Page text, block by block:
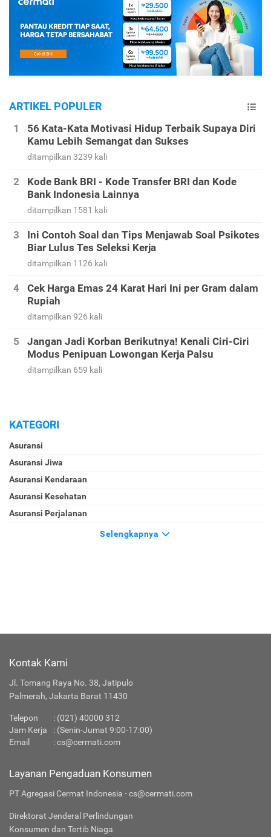
ARTIKEL POPULER
56 Kata-Kata Motivasi Hidup Terbaik Supaya Diri
Kamu Lebih Semangat dan Sukses
ditampilkan 3239 kali
Kode Bank BRI - Kode Transfer BRI dan Kode
Bank Indonesia Lainnya
ditampilkan 1581 kali
Ini Contoh Soal dan Tips Menjawab Soal Psikotes
Biar Lulus Tes Seleksi Kerja
ditampilkan 1126 kali
Cek Harga Emas 24 Karat Hari Ini per Gram dalam
Rupiah
ditampilkan 926 kali
Jangan Jadi Korban Berikutnya! Kenali Ciri-Ciri
Modus Penipuan Lowongan Kerja Palsu
ditampilkan 659 kali
KATEGORI
Asuransi
Asuransi Jiwa
Asuransi Kendaraan
Asuransi Kesehatan
Asuransi Perjalanan
Selengkapnya
Kontak Kami
Jl. Tomang Raya No. 38, Jatipulo
Palmerah, Jakarta Barat 11430
Telepon : (021) 40000 312
Jam Kerja
: (Senin-Jumat 9:00-17:00)
Email
:cs@cermati.com
Layanan Pengaduan Konsumen
PT Agregasi Cermat Indonesia - cs@cermati.com
Direktorat Jenderal Perlindungan
Konsumen dan Tertib Niaga